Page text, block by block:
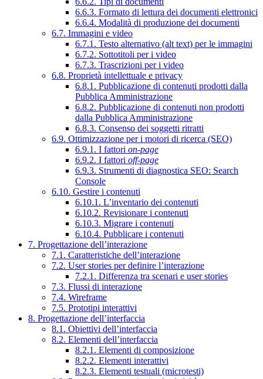
6.6.3. Formato di lettura dei documenti elettronici
6.6.4. Modalità di produzione dei documenti
6.7. Immagini e video
6.7.1. Testo alternativo (alt text) per le immagini
6.7.2. Sottotitoli per i video
6.7.3. Trascrizioni per i video
6.8. Proprietà intellettuale e privacy
6.8.1. Pubblicazione di contenuti prodotti dalla
Pubblica Amministrazione
6.8.2. Pubblicazione di contenuti non prodotti
dalla Pubblica Amministrazione
6.8.3. Consenso dei soggetti ritratti
6.9. Ottimizzazione per i motori di ricerca (SEO)
6.9.1. I fattori on-page
6.9.2. I fattori off-page
6.9.3. Strumenti di diagnostica SEO: Search
Console
6.10. Gestire i contenuti
6.10.1. L’inventario dei contenuti
6.10.2. Revisionare i contenuti
6.10.3. Migrare i contenuti
6.10.4. Pubblicare i contenuti
7. Progettazione dell’interazione
7.1. Caratteristiche dell’interazione
7.2. User stories per definire l’interazione
7.2.1. Differenza tra scenari e user stories
7.3. Flussi di interazione
7.4. Wireframe
7.5. Prototipi interattivi
8. Progettazione dell’interfaccia
8.1. Obiettivi dell’interfaccia
8.2. Elementi dell’interfaccia
8.2.1. Elementi di composizione
8.2.2. Elementi interattivi
8.2.3. Elementi testuali (microtesti)